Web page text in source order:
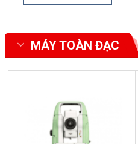
MÁY TOÀN ĐẠC